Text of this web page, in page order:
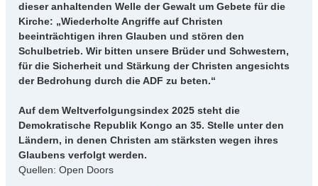
dieser anhaltenden Welle der Gewalt um Gebete für die
Kirche: „Wiederholte Angriffe auf Christen
beeinträchtigen ihren Glauben und stören den
Schulbetrieb. Wir bitten unsere Brüder und Schwestern,
für die Sicherheit und Stärkung der Christen angesichts
der Bedrohung durch die ADF zu beten.“
Auf dem Weltverfolgungsindex 2025 steht die
Demokratische Republik Kongo an 35. Stelle unter den
Ländern, in denen Christen am stärksten wegen ihres
Glaubens verfolgt werden.
Quellen: Open Doors